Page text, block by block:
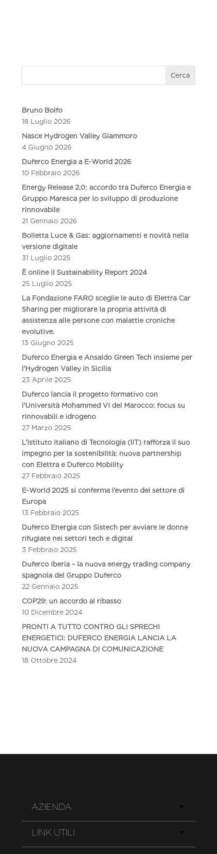
Cerca
Bruno Bolfo
18 Luglio 2026
Nasce Hydrogen Valley Giammoro
4 Giugno 2026
Duferco Energia a E-World 2026
10 Febbraio 2026
Energy Release 2.0: accordo tra Duferco Energia e
Gruppo Maresca per lo sviluppo di produzione
rinnovabile
21 Gennaio 2026
Bolletta Luce & Gas: aggiornamenti e novità nella
versione digitale
31 Luglio 2025
È online il Sustainability Report 2024
25 Luglio 2025
La Fondazione FARO sceglie le auto di Elettra Car
Sharing per migliorare la propria attività di
assistenza alle persone con malattie croniche
evolutive.
13 Giugno 2025
Duferco Energia e Ansaldo Green Tech insieme per
l’Hydrogen Valley in Sicilia
23 Aprile 2025
Duferco lancia il progetto formativo con
l’Università Mohammed VI del Marocco: focus su
rinnovabili e idrogeno
27 Marzo 2025
L’Istituto Italiano di Tecnologia (IIT) rafforza il suo
impegno per la sostenibilità: nuova partnership
con Elettra e Duferco Mobility
27 Febbraio 2025
E-World 2025 si conferma l’evento del settore di
Europa
13 Febbraio 2025
Duferco Energia con Sistech per avviare le donne
rifugiate nei settori tech e digital
3 Febbraio 2025
Duferco Iberia – la nuova energy trading company
spagnola del Gruppo Duferco
22 Gennaio 2025
COP29: un accordo al ribasso
10 Dicembre 2024
PRONTI A TUTTO CONTRO GLI SPRECHI
ENERGETICI: DUFERCO ENERGIA LANCIA LA
NUOVA CAMPAGNA DI COMUNICAZIONE
18 Ottobre 2024
AZIENDA
LINK UTILI